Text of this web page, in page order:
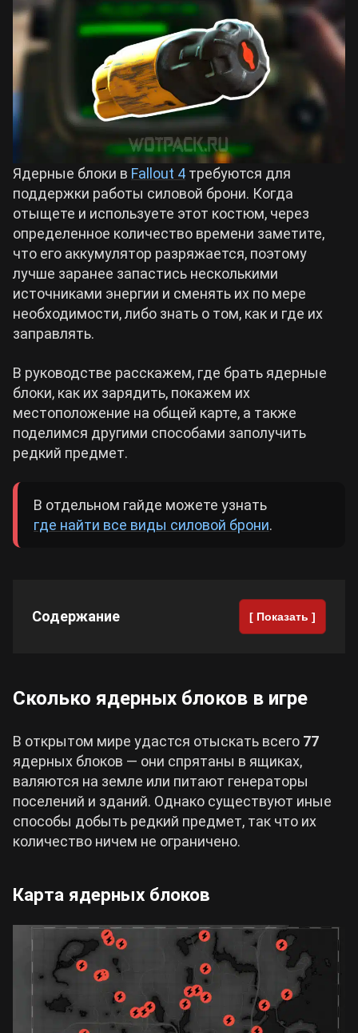
Crimson Desert
Zenless Zone Zero
Kingdom Come: Deliverance 2
Path of Exile 2
Wuthering Waves
Roblox
Hogwarts Legacy
Cyberpunk 2077
Все игры
Билды Arknights: Endfield
Билды Wuthering Waves
Билды Cyberpunk 2077
Билды Path of Exile 2
Ядерные блоки в Fallout 4 требуются для
поддержки работы силовой брони. Когда
отыщете и используете этот костюм, через
определенное количество времени заметите,
что его аккумулятор разряжается, поэтому
лучше заранее запастись несколькими
источниками энергии и сменять их по мере
необходимости, либо знать о том, как и где их
заправлять.
В руководстве расскажем, где брать ядерные
блоки, как их зарядить, покажем их
местоположение на общей карте, а также
поделимся другими способами заполучить
редкий предмет.
В отдельном гайде можете узнать
где найти все виды силовой брони.
Содержание [ Показать ]
Сколько ядерных блоков в игре
В открытом мире удастся отыскать всего 77
ядерных блоков — они спрятаны в ящиках,
валяются на земле или питают генераторы
поселений и зданий. Однако существуют иные
способы добыть редкий предмет, так что их
количество ничем не ограничено.
Карта ядерных блоков